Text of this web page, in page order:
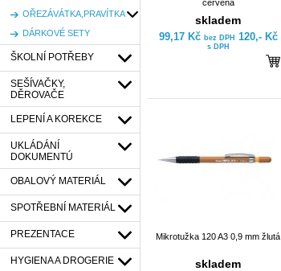
OŘEZÁVÁTKA,PRAVÍTKA
DÁRKOVÉ SETY
ŠKOLNÍ POTŘEBY
SEŠÍVAČKY,
DĚROVAČE
LEPENÍ A KOREKCE
UKLÁDÁNÍ
DOKUMENTÚ
OBALOVÝ MATERIÁL
SPOTŘEBNÍ MATERIÁL
PREZENTACE
HYGIENA A DROGERIE
červená
skladem
99,17 Kč bez DPH 120,- Kč
s DPH
Mikrotužka 120 A3 0,9 mm žlutá
skladem